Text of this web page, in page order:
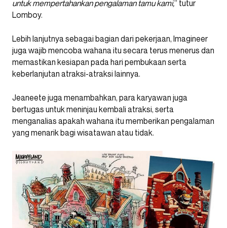
untuk mempertahankan pengalaman tamu kami,” tutur
Lomboy.
Lebih lanjutnya sebagai bagian dari pekerjaan, Imagineer
juga wajib mencoba wahana itu secara terus menerus dan
memastikan kesiapan pada hari pembukaan serta
keberlanjutan atraksi-atraksi lainnya.
Jeaneete juga menambahkan, para karyawan juga
bertugas untuk meninjau kembali atraksi, serta
menganalias apakah wahana itu memberikan pengalaman
yang menarik bagi wisatawan atau tidak.